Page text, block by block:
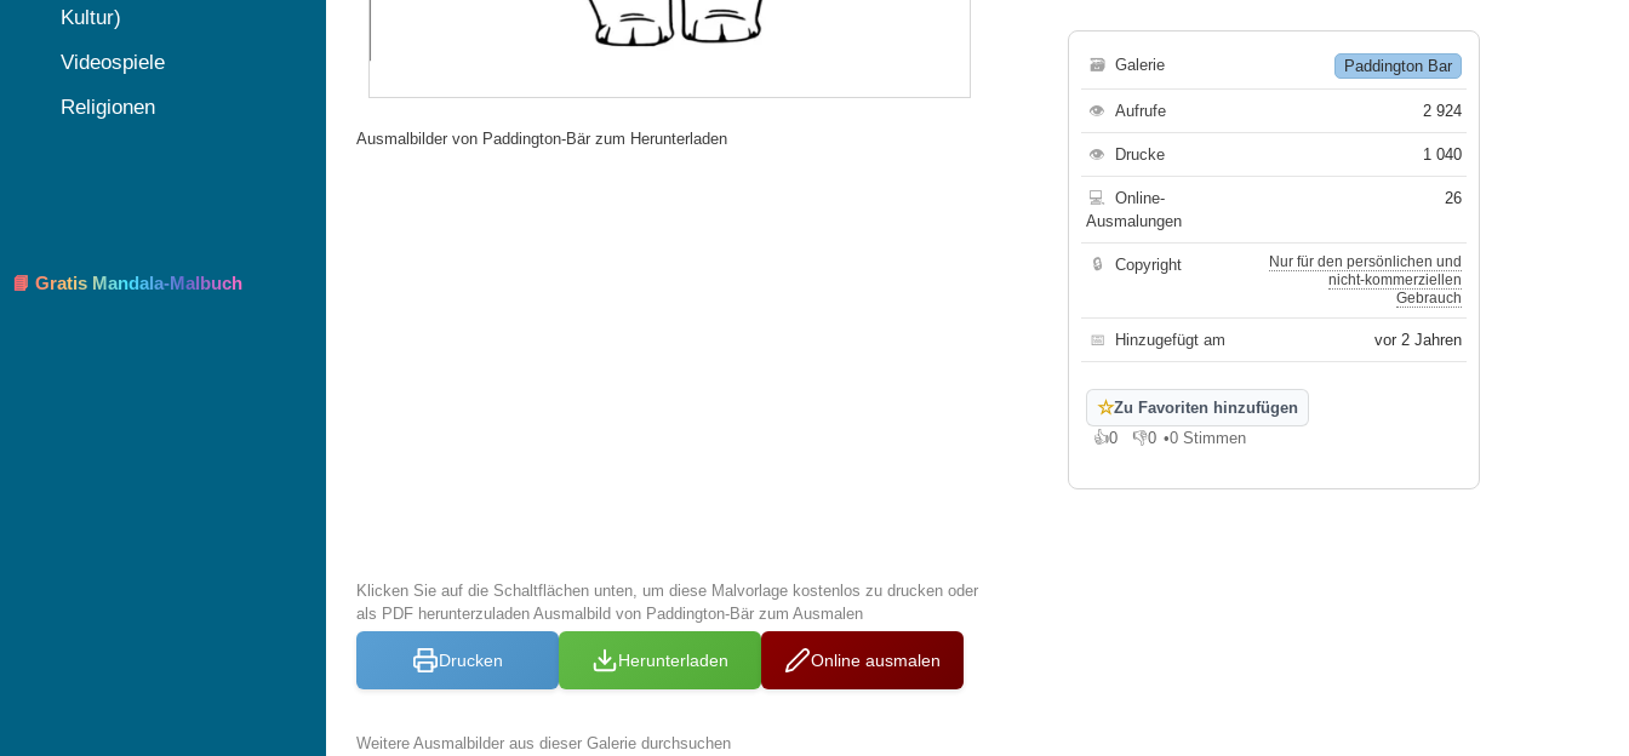
Ausmalbilder von Paddington-Bär zum Herunterladen
Klicken Sie auf die Schaltflächen unten, um diese Malvorlage kostenlos zu drucken oder
als PDF herunterzuladen Ausmalbild von Paddington-Bär zum Ausmalen
Drucken Herunterladen Online ausmalen
Weitere Ausmalbilder aus dieser Galerie durchsuchen
🗃 Galerie Paddington Bar
👁 Aufrufe 2 924
👁 Drucke 1 040
💻
Online-
Ausmalungen
26
🔒 Copyright
Nur für den persönlichen und
nicht-kommerziellen
Gebrauch
📅 Hinzugefügt am vor 2 Jahren
☆Zu Favoriten hinzufügen
👍0
Gefällt mir
👎0
Gefällt mir nicht
•0 Stimmen
Kultur)
Videospiele
Religionen
📘 Gratis Mandala-Malbuch